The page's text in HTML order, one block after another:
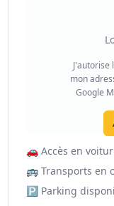
mon
Google
🚗 Accès en
🚌 Transports en
🅿️ Parking